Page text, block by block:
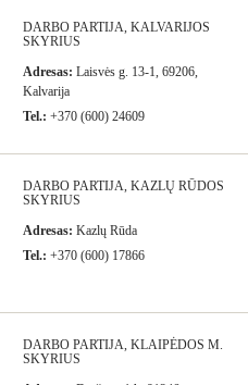
DARBO PARTIJA, KALVARIJOS
SKYRIUS
Adresas: Laisvės g. 13-1, 69206,
Kalvarija
Tel.: +370 (600) 24609
DARBO PARTIJA, KAZLŲ RŪDOS
SKYRIUS
Adresas: Kazlų Rūda
Tel.: +370 (600) 17866
DARBO PARTIJA, KLAIPĖDOS M.
SKYRIUS